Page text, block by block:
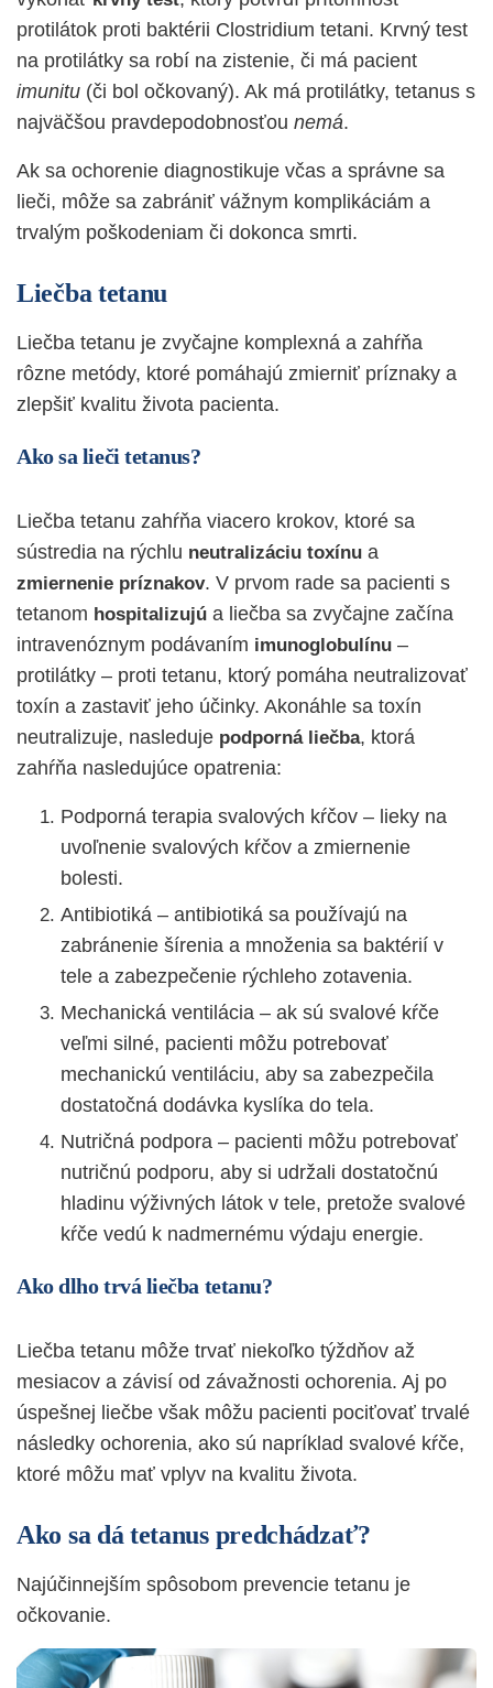
protilátok proti baktérii Clostridium tetani. Krvný test
na protilátky sa robí na zistenie, či má pacient
imunitu (či bol očkovaný). Ak má protilátky, tetanus s
najväčšou pravdepodobnosťou nemá.
Ak sa ochorenie diagnostikuje včas a správne sa
lieči, môže sa zabrániť vážnym komplikáciám a
trvalým poškodeniam či dokonca smrti.
Liečba tetanu
Liečba tetanu je zvyčajne komplexná a zahŕňa
rôzne metódy, ktoré pomáhajú zmierniť príznaky a
zlepšiť kvalitu života pacienta.
Ako sa lieči tetanus?
Liečba tetanu zahŕňa viacero krokov, ktoré sa
sústredia na rýchlu neutralizáciu toxínu a
zmiernenie príznakov. V prvom rade sa pacienti s
tetanom hospitalizujú a liečba sa zvyčajne začína
intravenóznym podávaním imunoglobulínu –
protilátky – proti tetanu, ktorý pomáha neutralizovať
toxín a zastaviť jeho účinky. Akonáhle sa toxín
neutralizuje, nasleduje podporná liečba, ktorá
zahŕňa nasledujúce opatrenia:
Podporná terapia svalových kŕčov – lieky na
uvoľnenie svalových kŕčov a zmiernenie
bolesti.
Antibiotiká – antibiotiká sa používajú na
zabránenie šírenia a množenia sa baktérií v
tele a zabezpečenie rýchleho zotavenia.
Mechanická ventilácia – ak sú svalové kŕče
veľmi silné, pacienti môžu potrebovať
mechanickú ventiláciu, aby sa zabezpečila
dostatočná dodávka kyslíka do tela.
Nutričná podpora – pacienti môžu potrebovať
nutričnú podporu, aby si udržali dostatočnú
hladinu výživných látok v tele, pretože svalové
kŕče vedú k nadmernému výdaju energie.
Ako dlho trvá liečba tetanu?
Liečba tetanu môže trvať niekoľko týždňov až
mesiacov a závisí od závažnosti ochorenia. Aj po
úspešnej liečbe však môžu pacienti pociťovať trvalé
následky ochorenia, ako sú napríklad svalové kŕče,
ktoré môžu mať vplyv na kvalitu života.
Ako sa dá tetanus predchádzať?
Najúčinnejším spôsobom prevencie tetanu je
očkovanie.